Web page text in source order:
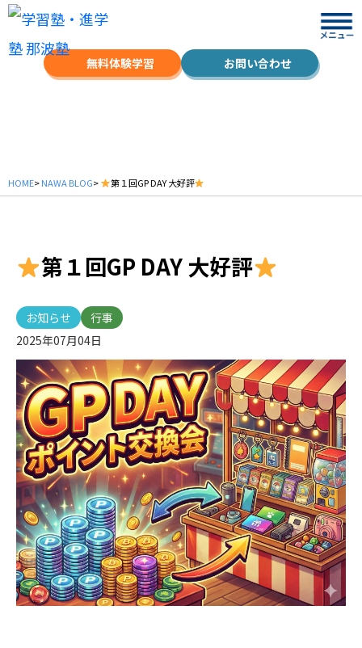
無料体験学習 お問い合わせ
HOME>NAWA BLOG> 第１回GP DAY 大好評
第１回GP DAY 大好評
お知らせ
行事
2025年07月04日